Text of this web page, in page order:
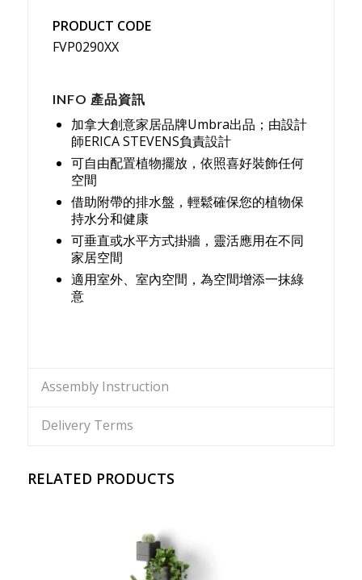
PRODUCT CODE
FVP0290XX
INFO 產品資訊
加拿大創意家居品牌Umbra出品；由設計
師ERICA STEVENS負責設計
可自由配置植物擺放，依照喜好裝飾任何
空間
借助附帶的排水盤，輕鬆確保您的植物保
持水分和健康
可垂直或水平方式掛牆，靈活應用在不同
家居空間
適用室外、室內空間，為空間增添一抹綠
意
Assembly Instruction
Delivery Terms
RELATED PRODUCTS